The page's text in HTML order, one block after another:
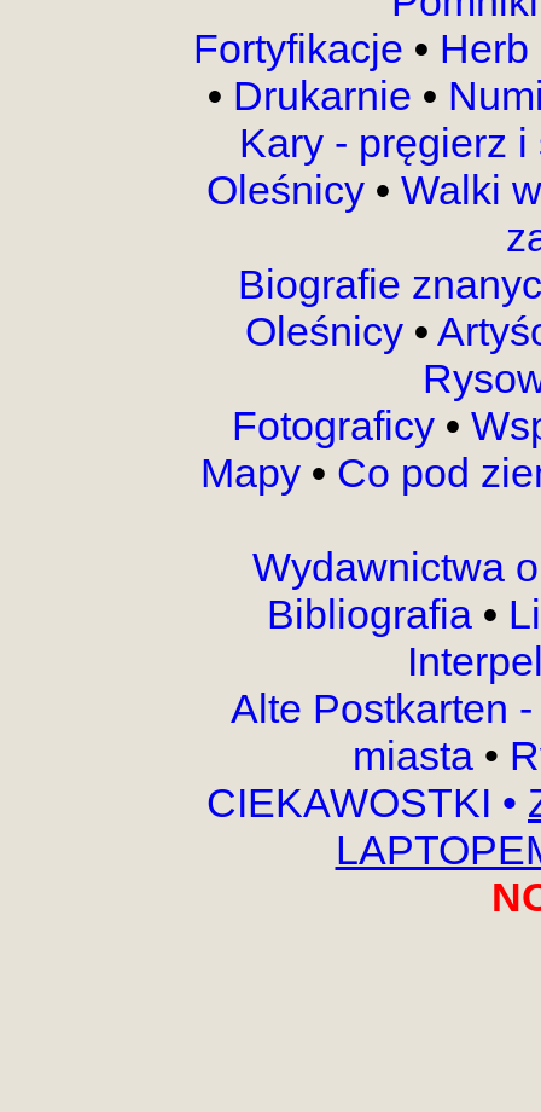
Fortyfikacje •
• Drukarnie •
Kary - pręgierz
Oleśnicy • Walki
Biografie
Oleśnicy •
Fotograficy •
Mapy • Co pod
Wydawnictwa
Bibliografia •
Alte Postkarten
miasta •
CIEKAWOSTKI •